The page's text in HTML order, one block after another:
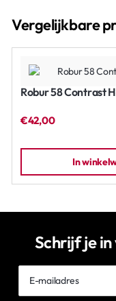
Vergelijkbare
Robur 58 Contrast
€42,00
In
Schrijf je